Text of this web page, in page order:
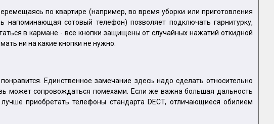
по квартире (например, во время уборки или приготовления
сотовый телефон) позволяет подключать гарнитурку,
в кармане - все кнопки защищены от случайных нажатий откидной
ни на какие кнопки не нужно.
Единственное замечание здесь надо сделать относительно
может сопровождаться помехами. Если же важна большая дальность
приобретать телефоны стандарта DECT, отличающиеся обилием